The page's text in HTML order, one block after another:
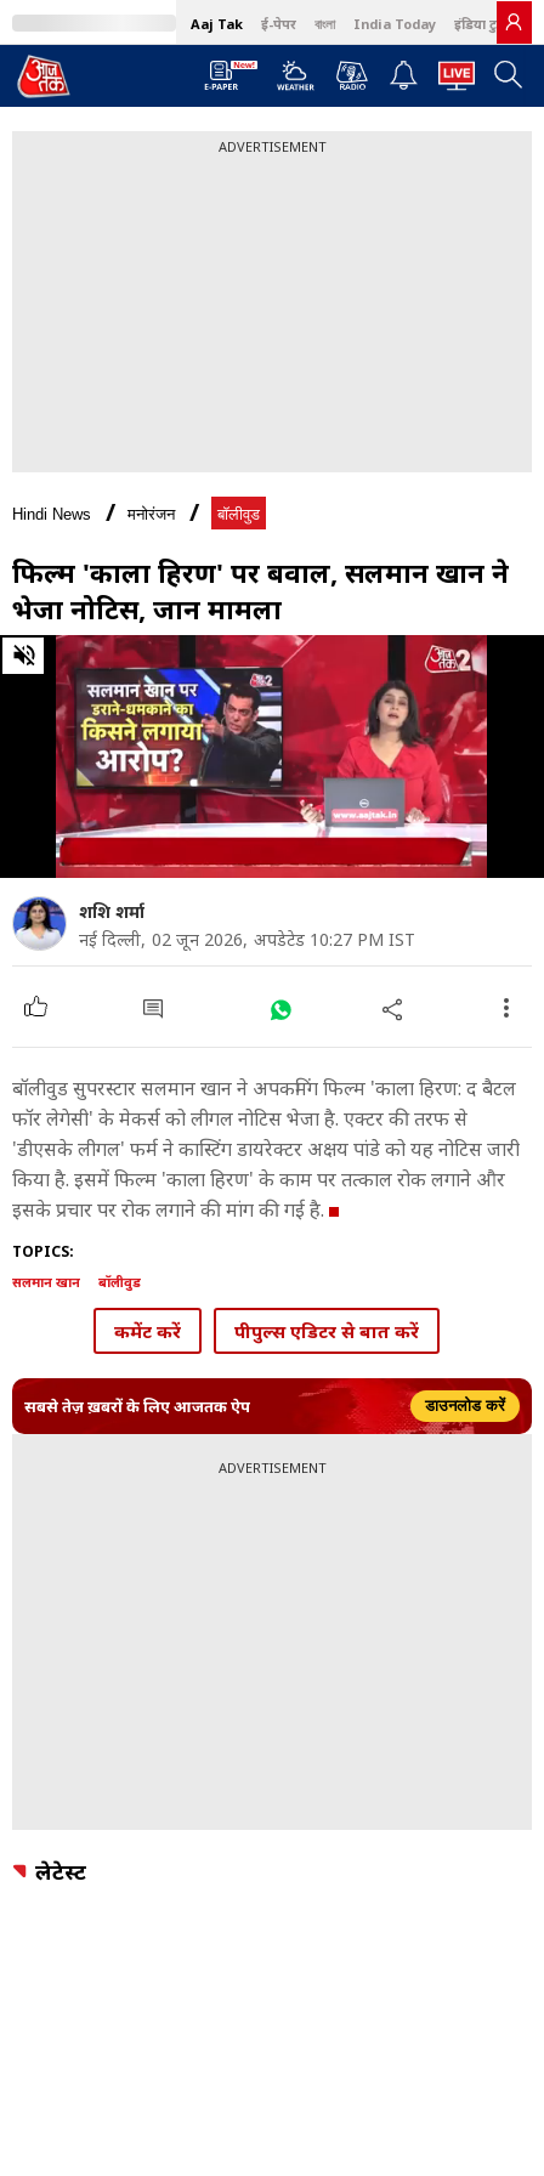
Aaj Tak ई-पेपर বাংলা India Today इंडिया टुडे हिंदी
ADVERTISEMENT
Hindi News मनोरंजन बॉलीवुड
फिल्म 'काला हिरण' पर बवाल, सलमान खान ने
भेजा नोटिस, जानें मामला
0
of
minutes,
seconds
शशि शर्मा
नई दिल्ली, 02 जून 2026, अपडेटेड 10:27 PM IST
बॉलीवुड सुपरस्‍टार सलमान खान ने अपकमिंग फिल्‍म 'काला हिरण: द बैटल
फॉर लेगेसी' के मेकर्स को लीगल नोटिस भेजा है. एक्‍टर की तरफ से
'डीएसके लीगल' फर्म ने कास्टिंग डायरेक्टर अक्षय पांडे को यह नोटिस जारी
किया है. इसमें फिल्म 'काला हिरण' के काम पर तत्‍काल रोक लगाने और
इसके प्रचार पर रोक लगाने की मांग की गई है.
TOPICS:
सलमान खान बॉलीवुड
कमेंट करें पीपुल्स एडिटर से बात करें
सबसे तेज़ ख़बरों के लिए आजतक ऐप डाउनलोड करें
ADVERTISEMENT
लेटेस्ट